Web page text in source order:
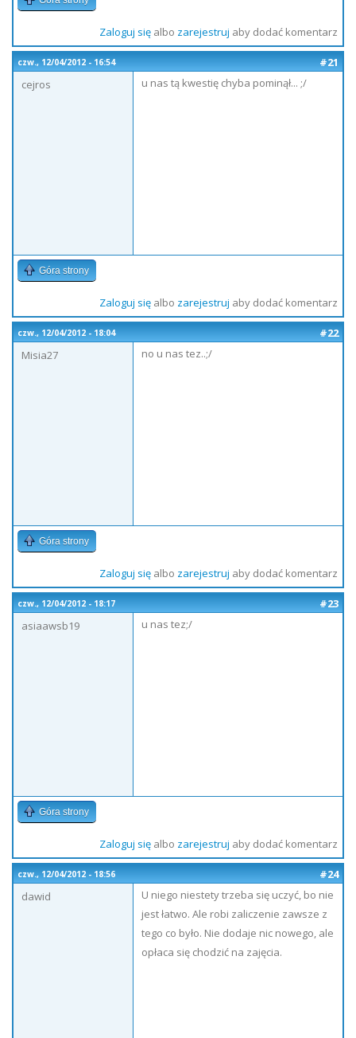
Zaloguj sięalbo zarejestruj aby dodać komentarz
czw., 12/04/2012 - 16:54
#21
cejros
u nas tą kwestię chyba pominął... ;/
Góra strony
Zaloguj sięalbo zarejestruj aby dodać komentarz
czw., 12/04/2012 - 18:04
#22
Misia27
no u nas tez..;/
Góra strony
Zaloguj sięalbo zarejestruj aby dodać komentarz
czw., 12/04/2012 - 18:17
#23
asiaawsb19
u nas tez;/
Góra strony
Zaloguj sięalbo zarejestruj aby dodać komentarz
czw., 12/04/2012 - 18:56
#24
dawid
U niego niestety trzeba się uczyć, bo nie
jest łatwo. Ale robi zaliczenie zawsze z
tego co było. Nie dodaje nic nowego, ale
opłaca się chodzić na zajęcia.